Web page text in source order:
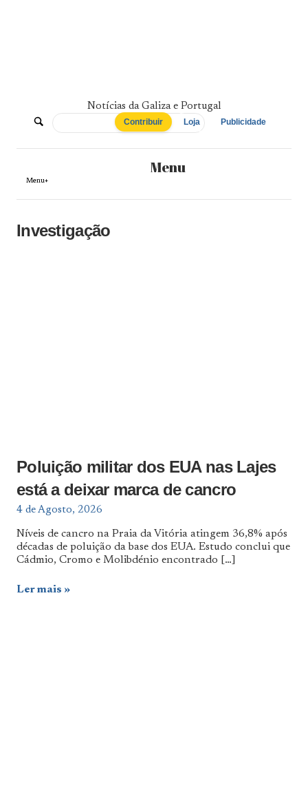
De
Norte
a
Sul
Notícias da Galiza e Portugal
Contribuir Loja Publicidade
Menu
Menu+
Investigação
Poluição militar dos EUA nas Lajes
está a deixar marca de cancro
4 de Agosto, 2026
Níveis de cancro na Praia da Vitória atingem 36,8% após
décadas de poluição da base dos EUA. Estudo conclui que
Cádmio, Cromo e Molibdénio encontrado
[…]
Ler mais